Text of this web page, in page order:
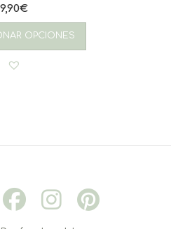
9,90€
OPCIONES